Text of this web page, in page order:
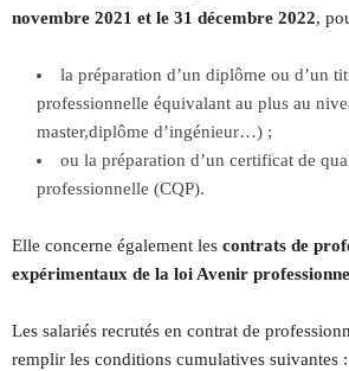
novembre 2021 et le 31 décembre 2022,
la préparation d’un diplôme ou d’un
professionnelle équivalant au plus au
master,diplôme d’ingénieur…) ;
ou la préparation d’un certificat de
professionnelle (CQP).
Elle concerne également les contrats de
expérimentaux de la loi Avenir
Les salariés recrutés en contrat de
remplir les conditions cumulatives suivantes :